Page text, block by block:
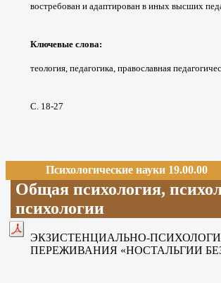
востребован и адаптирован в иных высших
Ключевые слова:
теология, педагогика, православная
С. 18-27
Психологические науки 19.00.00
Общая психология,
психологии
ЭКЗИСТЕНЦИАЛЬНО-
ПЕРЕЖИВАНИЯ «НОСТАЛЬГИИ